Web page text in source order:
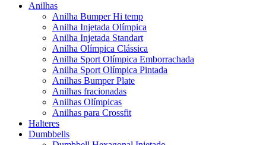
Anilhas
Anilha Bumper Hi temp
Anilha Injetada Olímpica
Anilha Injetada Standart
Anilha Olímpica Clássica
Anilha Sport Olímpica Emborrachada
Anilha Sport Olímpica Pintada
Anilhas Bumper Plate
Anilhas fracionadas
Anilhas Olímpicas
Anilhas para Crossfit
Halteres
Dumbbells